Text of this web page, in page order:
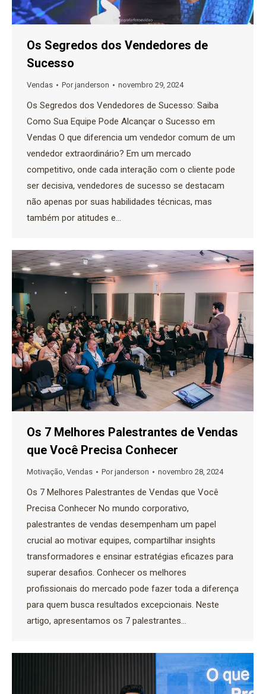
Os Segredos dos Vendedores de
Sucesso
Vendas Porjanderson novembro 29, 2024
Os Segredos dos Vendedores de Sucesso: Saiba
Como Sua Equipe Pode Alcançar o Sucesso em
Vendas O que diferencia um vendedor comum de um
vendedor extraordinário? Em um mercado
competitivo, onde cada interação com o cliente pode
ser decisiva, vendedores de sucesso se destacam
não apenas por suas habilidades técnicas, mas
também por atitudes e…
Os 7 Melhores Palestrantes de Vendas
que Você Precisa Conhecer
Motivação, Vendas Porjanderson novembro 28, 2024
Os 7 Melhores Palestrantes de Vendas que Você
Precisa Conhecer No mundo corporativo,
palestrantes de vendas desempenham um papel
crucial ao motivar equipes, compartilhar insights
transformadores e ensinar estratégias eficazes para
superar desafios. Conhecer os melhores
profissionais do mercado pode fazer toda a diferença
para quem busca resultados excepcionais. Neste
artigo, apresentamos os 7 palestrantes…